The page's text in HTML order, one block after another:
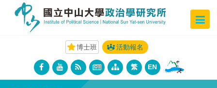
博士班 活動報名
繁 EN